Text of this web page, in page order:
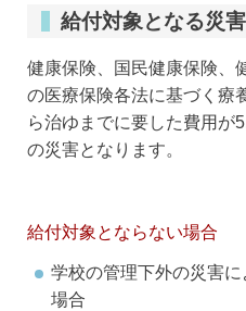
給付対象となる災害
健康保険、国民健康保険、
の医療保険各法に基づく療
ら治ゆまでに要した費用が
の災害となります。
給付対象とならない場合
学校の管理下外の災害
場合